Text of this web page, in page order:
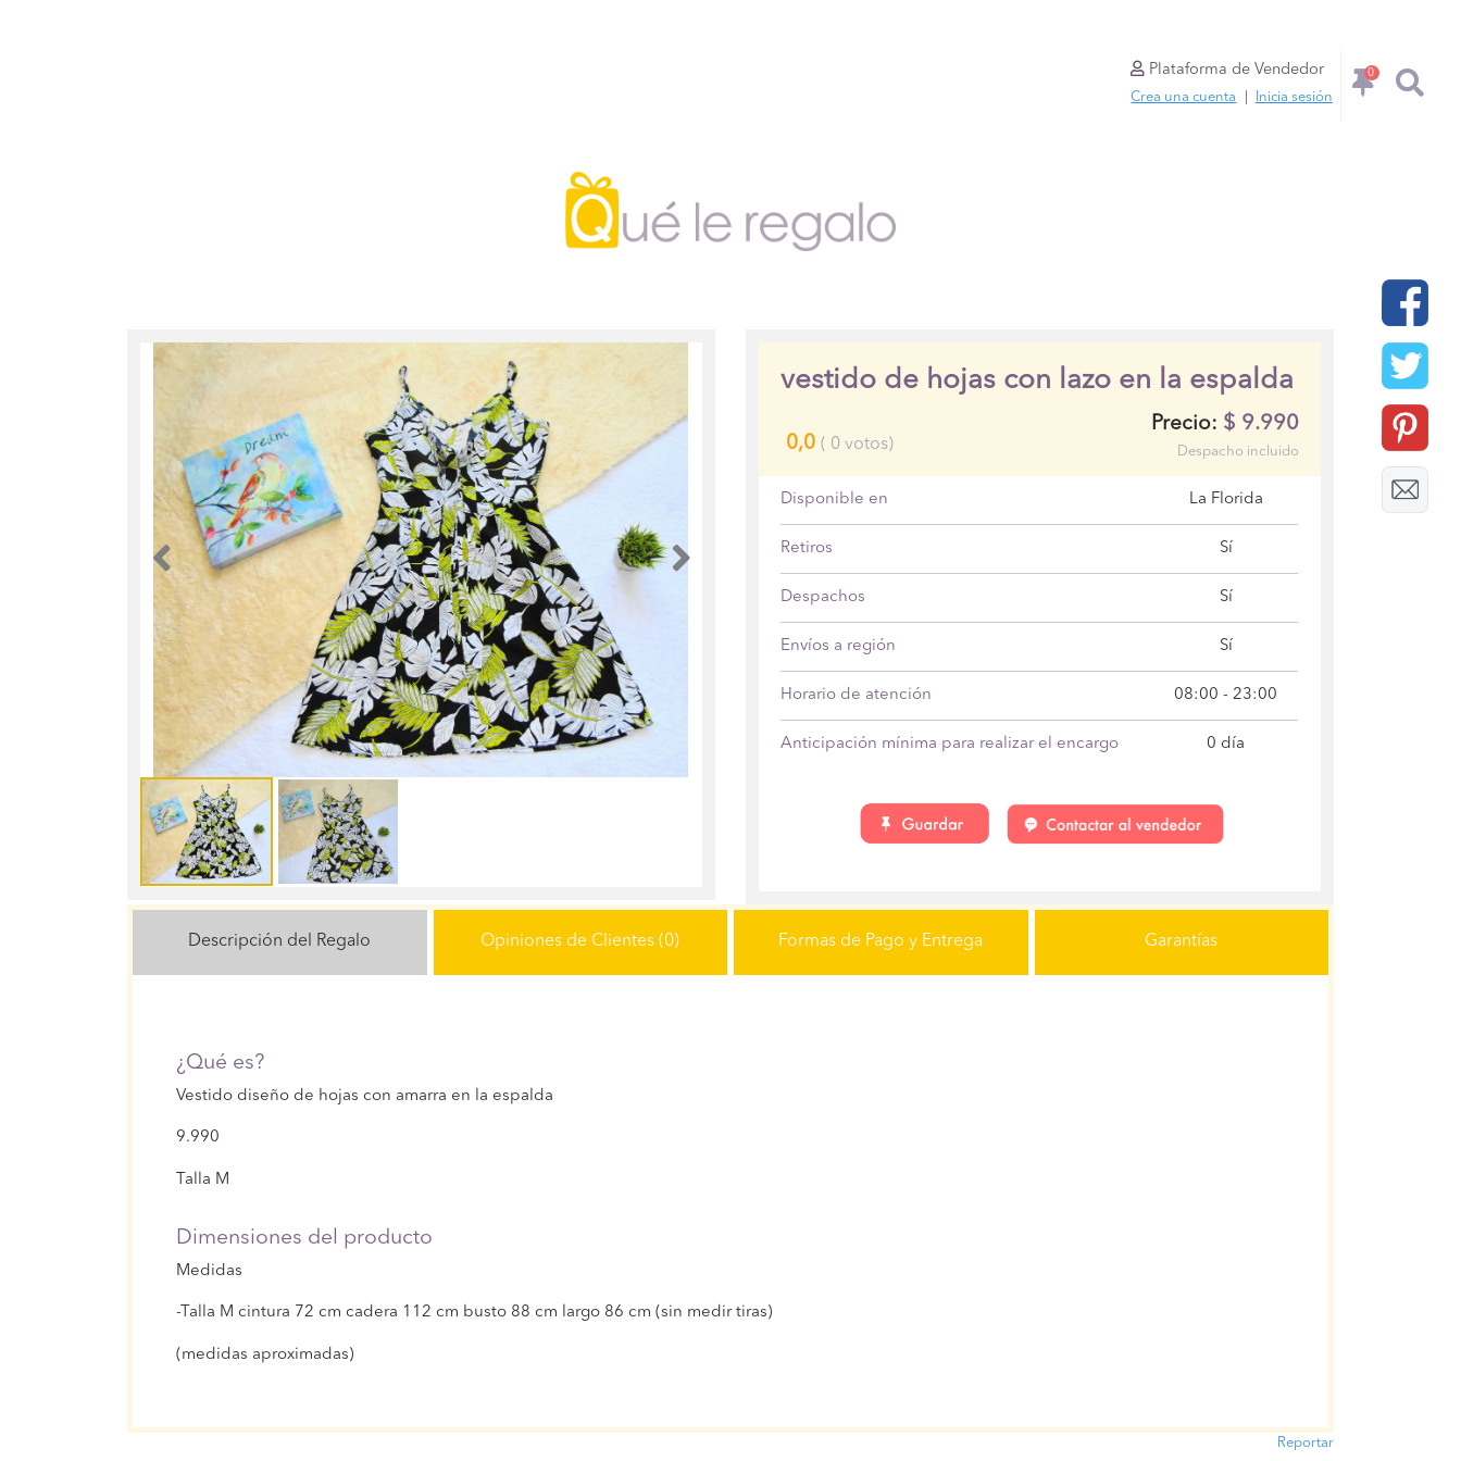
Plataforma de Vendedor
Crea una cuenta Inicia sesión
0
Anterior
vestido de hojas con lazo en la espalda
0,0 ( 0 votos)
Precio: $ 9.990
Despacho incluido
Disponible en La Florida
Retiros Sí
Despachos Sí
Envíos a región Sí
Horario de atención 08:00 - 23:00
Anticipación mínima para realizar el encargo 0 día
Descripción del Regalo Opiniones de Clientes (0) Formas de Pago y Entrega Garantías
¿Qué es?
Vestido diseño de hojas con amarra en la espalda
9.990
Talla M
Dimensiones del producto
Medidas
-Talla M cintura 72 cm cadera 112 cm busto 88 cm largo 86 cm (sin medir tiras)
(medidas aproximadas)
Reportar